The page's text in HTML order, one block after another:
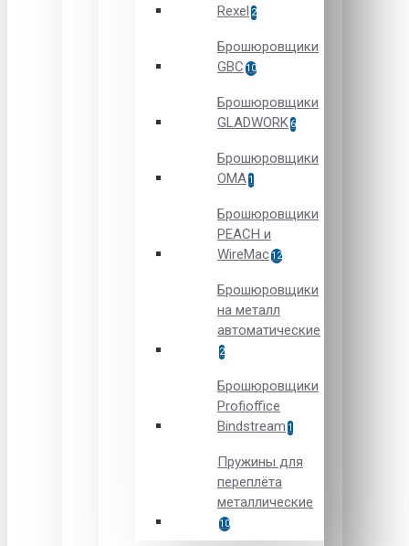
Rexel 2
Брошюровщики
GBC 10
Брошюровщики
GLADWORK 6
Брошюровщики
OMA 1
Брошюровщики
PEACH и
WireMac 12
Брошюровщики
на металл
автоматические
2
Брошюровщики
Рrofioffice
Вindstream 1
Пружины для
переплёта
металлические
10